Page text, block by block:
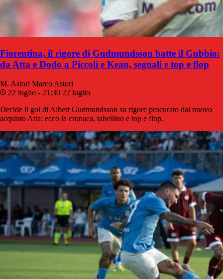
Fiorentina, il rigore di Gudmundsson batte il Gubbio:
da Atta e Dodo a Piccoli e Kean, segnali e top e flop
M. Astori Marco Astori
22 luglio - 21:30 22 luglio
Decide il gol di Albert Gudmundsson su rigore procurato dal nuovo
acquisto Atta: ecco la cronaca, tabellino e top e flop.